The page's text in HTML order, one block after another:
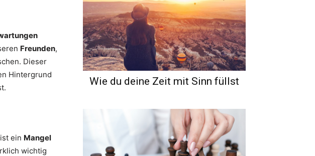
Freunden,
Dieser
Hintergrund
ein Mangel
wichtig
Wie du deine Zeit mit Sinn füllst